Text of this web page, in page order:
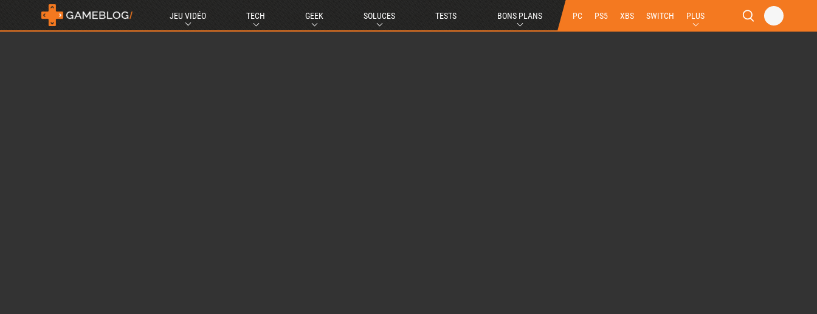
JEU VIDÉO TECH GEEK SOLUCES TESTS BONS PLANS PC PS5 XBS SWITCH PLUS